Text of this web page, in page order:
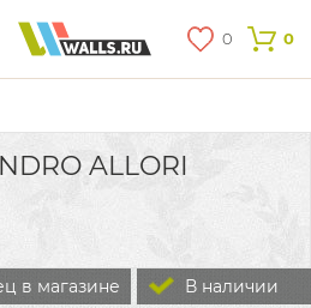
0 0
ALLORI
В наличии
в магазине